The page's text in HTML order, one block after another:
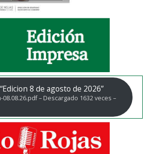
8 de agosto de 2026”
08.08.26.pdf – Descargado 1632 veces –